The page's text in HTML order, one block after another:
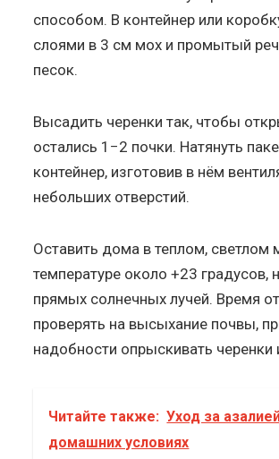
способом. В контейнер или
слоями в 3 см мох и промытый
песок.
Высадить черенки так, чтобы
остались 1−2 почки. Натянуть
контейнер, изготовив в нём
небольших отверстий.
Оставить дома в теплом, светлом
температуре около +23 градусов,
прямых солнечных лучей. Время
проверять на высыхание почвы,
надобности опрыскивать черенки
Читайте также: Уход за
домашних условиях